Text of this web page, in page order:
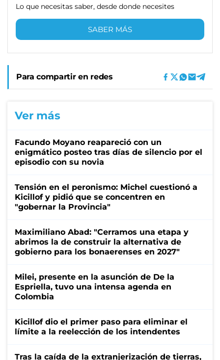
Lo que necesitas saber, desde donde necesites
SABER MÁS
Para compartir en redes
Ver más
Facundo Moyano reapareció con un
enigmático posteo tras días de silencio por el
episodio con su novia
Tensión en el peronismo: Michel cuestionó a
Kicillof y pidió que se concentren en
"gobernar la Provincia"
Maximiliano Abad: "Cerramos una etapa y
abrimos la de construir la alternativa de
gobierno para los bonaerenses en 2027"
Milei, presente en la asunción de De la
Espriella, tuvo una intensa agenda en
Colombia
Kicillof dio el primer paso para eliminar el
límite a la reelección de los intendentes
Tras la caída de la extranjerización de tierras,